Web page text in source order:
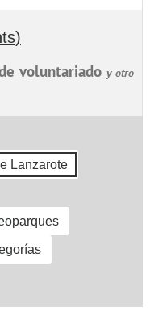
voluntariado y otro
Lanzarote